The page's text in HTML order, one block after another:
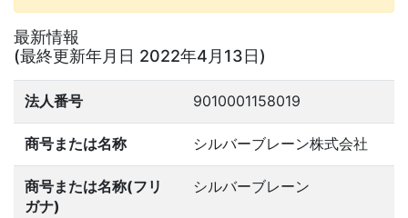
最新情報
(最終更新年月日 2022年4月13日)
法人番号 9010001158019
商号または名称 シルバーブレーン株式会社
商号または名称(フリ
ガナ)
シルバーブレーン